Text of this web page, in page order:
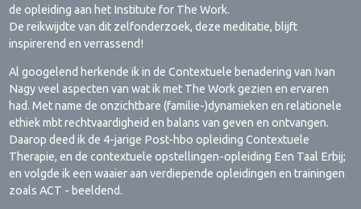
de opleiding aan het Institute for The Work.
De reikwijdte van dit zelfonderzoek, deze meditatie, blijft
inspirerend en verrassend!
Al googelend herkende ik in de Contextuele benadering van Ivan
Nagy veel aspecten van wat ik met The Work gezien en ervaren
had. Met name de onzichtbare (familie-)dynamieken en relationele
ethiek mbt rechtvaardigheid en balans van geven en ontvangen.
Daarop deed ik de 4-jarige Post-hbo opleiding Contextuele
Therapie, en de contextuele opstellingen-opleiding Een Taal Erbij;
en volgde ik een waaier aan verdiepende opleidingen en trainingen
zoals ACT - beeldend.